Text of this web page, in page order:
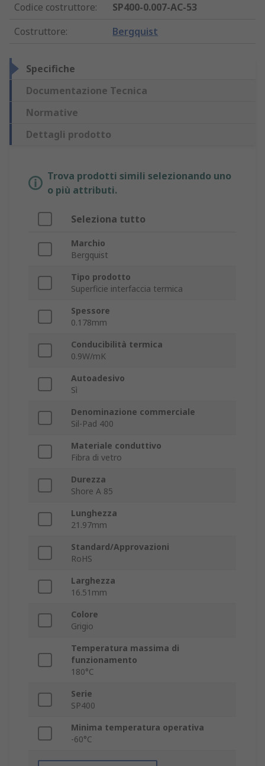
Codice costruttore:
SP400-0.007-AC-53
Costruttore: Bergquist
Specifiche
Documentazione Tecnica
Normative
Dettagli prodotto
Trova prodotti simili selezionando uno
o più attributi.
Seleziona tutto
Marchio
Bergquist
Tipo prodotto
Superficie interfaccia termica
Spessore
0.178mm
Conducibilità termica
0.9W/mK
Autoadesivo
Sì
Denominazione commerciale
Sil-Pad 400
Materiale conduttivo
Fibra di vetro
Durezza
Shore A 85
Lunghezza
21.97mm
Standard/Approvazioni
RoHS
Larghezza
16.51mm
Colore
Grigio
Temperatura massima di
funzionamento
180°C
Serie
SP400
Minima temperatura operativa
-60°C